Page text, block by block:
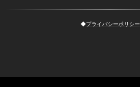
◆プライバシーポリシー